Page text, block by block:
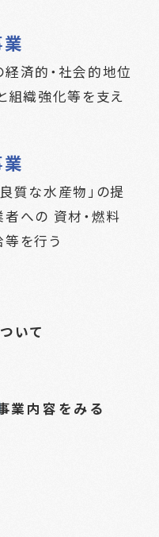
済的・社会的地位
組織強化等を支え
質な水産物」の提
者への 資材・燃料
を行う
いて
業内容をみる